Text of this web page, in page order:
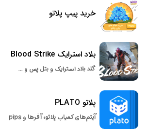
خرید پیپ پلاتو
بلاد استرایک Blood Strike
گلد بلاد استرایک و بتل پس و ...
پلاتو PLATO
آیتم‌های کمیاب پلاتو، آفرها و pips